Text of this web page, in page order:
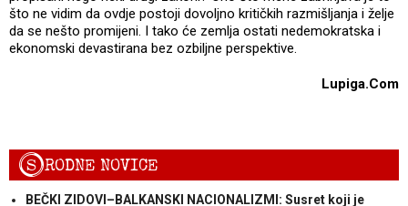
što ne vidim da ovdje postoji dovoljno kritičkih razmišljanja i želje
da se nešto promijeni. I tako će zemlja ostati nedemokratska i
ekonomski devastirana bez ozbiljne perspektive.
Lupiga.Com
SRODNE NOVICE
BEČKI ZIDOVI–BALKANSKI NACIONALIZMI: Susret koji je